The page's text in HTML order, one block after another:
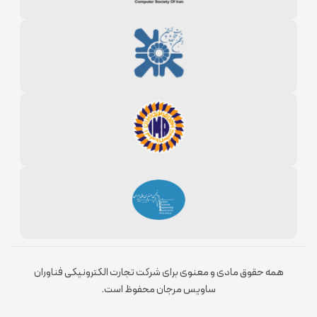
همه حقوق مادی و معنوی برای شرکت تجارت الکترونیکی فناوران
ساویس مرجان محفوظ است.